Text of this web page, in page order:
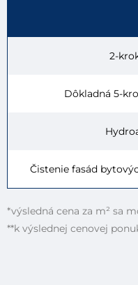
2-
Dôkladná 5-
Čistenie fasád
*výsledná cena za m² sa
**k výslednej cenovej